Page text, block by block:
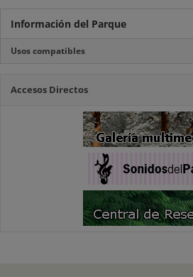
Información del Parque
Usos compatibles
Accesos Directos